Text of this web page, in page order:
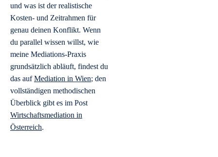
und was ist der realistische
Kosten- und Zeitrahmen für
genau deinen Konflikt. Wenn
du parallel wissen willst, wie
meine Mediations-Praxis
grundsätzlich abläuft, findest du
das aufMediation in Wien; den
vollständigen methodischen
Überblick gibt es im Post
Wirtschaftsmediation in
Österreich.